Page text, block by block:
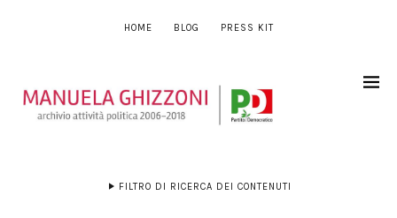
HOME BLOG PRESS KIT
FILTRO DI RICERCA DEI CONTENUTI